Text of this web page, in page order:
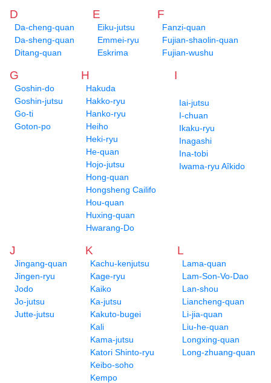
D
Da-cheng-quan
Da-sheng-quan
Ditang-quan
E
Eiku-jutsu
Emmei-ryu
Eskrima
F
Fanzi-quan
Fujian-shaolin-quan
Fujian-wushu
G
Goshin-do
Goshin-jutsu
Go-ti
Goton-po
H
Hakuda
Hakko-ryu
Hanko-ryu
Heiho
Heki-ryu
He-quan
Hojo-jutsu
Hong-quan
Hongsheng Cailifo
Hou-quan
Huxing-quan
Hwarang-Do
I
Iai-jutsu
I-chuan
Ikaku-ryu
Inagashi
Ina-tobi
Iwama-ryu Aîkido
J
Jingang-quan
Jingen-ryu
Jodo
Jo-jutsu
Jutte-jutsu
K
Kachu-kenjutsu
Kage-ryu
Kaiko
Ka-jutsu
Kakuto-bugei
Kali
Kama-jutsu
Katori Shinto-ryu
Keibo-soho
Kempo
L
Lama-quan
Lam-Son-Vo-Dao
Lan-shou
Liancheng-quan
Li-jia-quan
Liu-he-quan
Longxing-quan
Long-zhuang-quan